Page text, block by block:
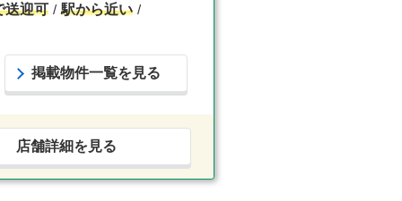
送迎可
駅から近い
掲載物件一覧を見る
店舗詳細を見る